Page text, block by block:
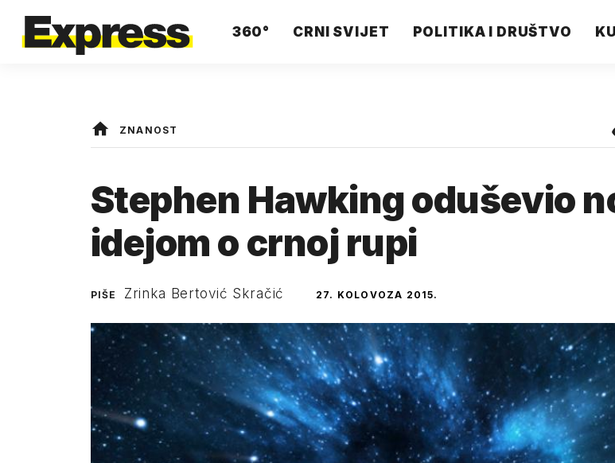
360° CRNI SVIJET POLITIKA I DRUŠTVO
ZNANOST
Stephen Hawking oduševio
idejom o crnoj rupi
PIŠE Zrinka Bertović Skračić 27. KOLOVOZA 2015.